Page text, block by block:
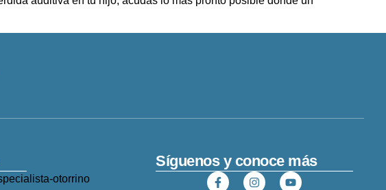
Síguenos y conoce más